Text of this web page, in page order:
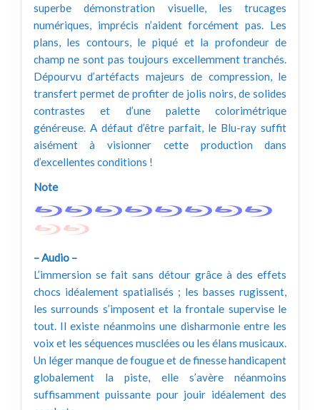
superbe démonstration visuelle, les trucages
numériques, imprécis n’aident forcément pas. Les
plans, les contours, le piqué et la profondeur de
champ ne sont pas toujours excellemment tranchés.
Dépourvu d’artéfacts majeurs de compression, le
transfert permet de profiter de jolis noirs, de solides
contrastes et d’une palette colorimétrique
généreuse. A défaut d’être parfait, le Blu-ray suffit
aisément à visionner cette production dans
d’excellentes conditions !
Note
– Audio –
L’immersion se fait sans détour grâce à des effets
chocs idéalement spatialisés ; les basses rugissent,
les surrounds s’imposent et la frontale supervise le
tout. Il existe néanmoins une disharmonie entre les
voix et les séquences musclées ou les élans musicaux.
Un léger manque de fougue et de finesse handicapent
globalement la piste, elle s’avère néanmoins
suffisamment puissante pour jouir idéalement des